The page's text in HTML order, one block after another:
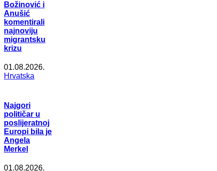
Božinović i
Anušić
komentirali
najnoviju
migrantsku
krizu
01.08.2026.
Hrvatska
Najgori
političar u
poslijeratnoj
Europi bila je
Angela
Merkel
01.08.2026.